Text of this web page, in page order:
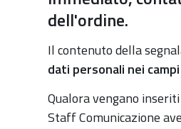
dell'ordine.
Il contenuto della
dati personali nei campi
Qualora vengano
Staff Comunicazione